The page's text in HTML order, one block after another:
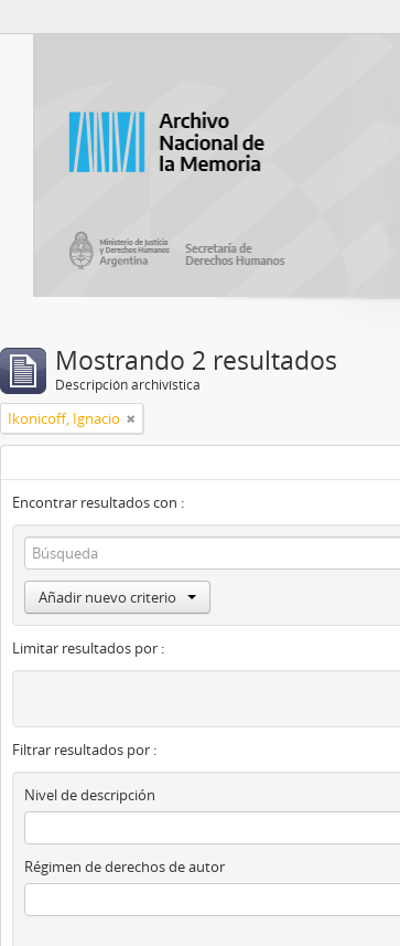
Mostrando 2 resultados
Descripción archivística
Ikonicoff, Ignacio
Encontrar resultados con :
Añadir nuevo criterio
Limitar resultados por :
Filtrar resultados por :
Nivel de descripción
Régimen de derechos de autor